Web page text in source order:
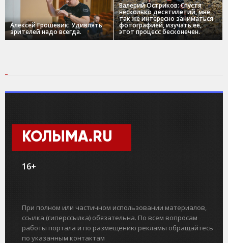
Алексей Грошевик: Удивлять
зрителей надо всегда.
Валерий Остриков: Спустя
несколько десятилетий, мне
так же интересно заниматься
фотографией, изучать ее,
этот процесс бесконечен.
КОЛЫМА.RU
16+
При полном или частичном использовании материалов,
ссылка (гиперссылка) обязательна. По всем вопросам
работы портала и по размещению рекламы обращайтесь
по указанным контактам